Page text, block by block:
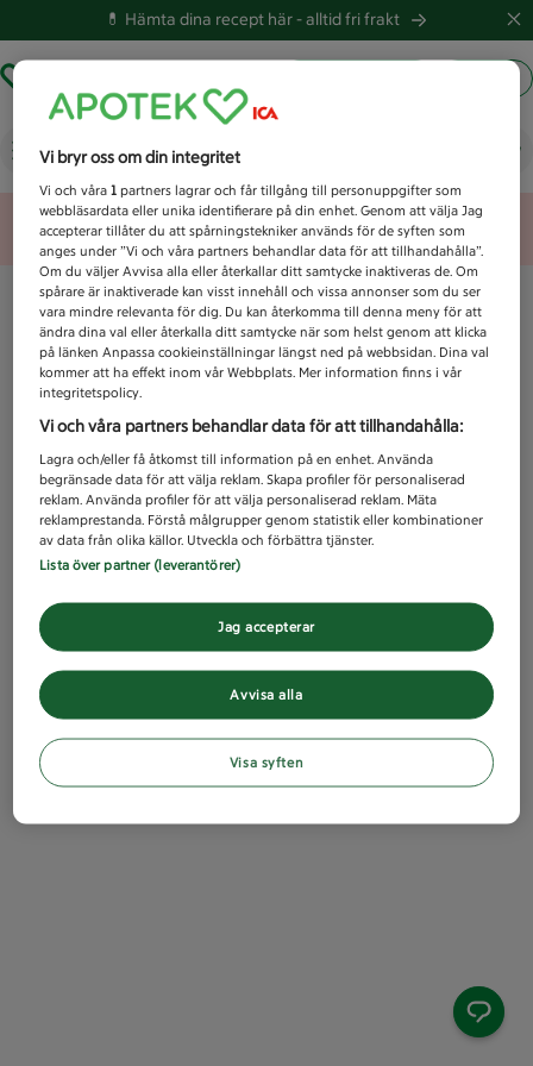
💊 Hämta dina recept här -alltid fri frakt
Vad letar du efter idag?
Unknown error
Vi bryr oss om din integritet
Vi och våra1 partners lagrar och får tillgång till personuppgifter som
webbläsardata eller unika identifierare på din enhet. Genom att välja Jag
accepterar tillåter du att spårningstekniker används för de syften som
anges under ”Vi och våra partners behandlar data för att tillhandahålla”.
Om du väljer Avvisa alla eller återkallar ditt samtycke inaktiveras de. Om
spårare är inaktiverade kan visst innehåll och vissa annonser som du ser
vara mindre relevanta för dig. Du kan återkomma till denna meny för att
ändra dina val eller återkalla ditt samtycke när som helst genom att klicka
på länken Anpassa cookieinställningar längst ned på webbsidan. Dina val
kommer att ha effekt inom vår Webbplats. Mer information finns i vår
integritetspolicy.
Vi och våra partners behandlar data för att tillhandahålla:
Lagra och/eller få åtkomst till information på en enhet. Använda
begränsade data för att välja reklam. Skapa profiler för personaliserad
reklam. Använda profiler för att välja personaliserad reklam. Mäta
reklamprestanda. Förstå målgrupper genom statistik eller kombinationer
av data från olika källor. Utveckla och förbättra tjänster.
Lista över partner (leverantörer)
Avvisa alla
Jag accepterar
Visa syften